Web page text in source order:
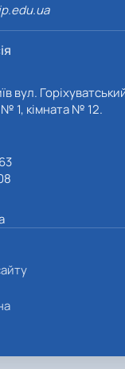
вул.
1, кімната № 12.